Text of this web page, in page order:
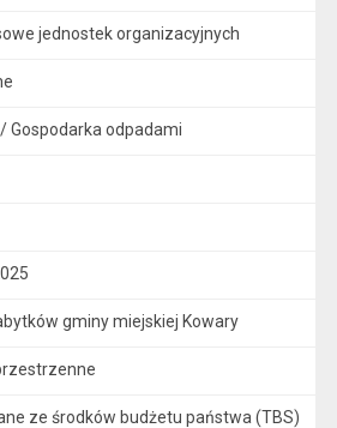
jednostek organizacyjnych
Gospodarka odpadami
gminy miejskiej Kowary
ze środków budżetu państwa (TBS)